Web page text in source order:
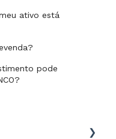
ativo está
pode